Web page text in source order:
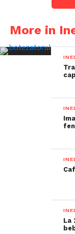
More in
La